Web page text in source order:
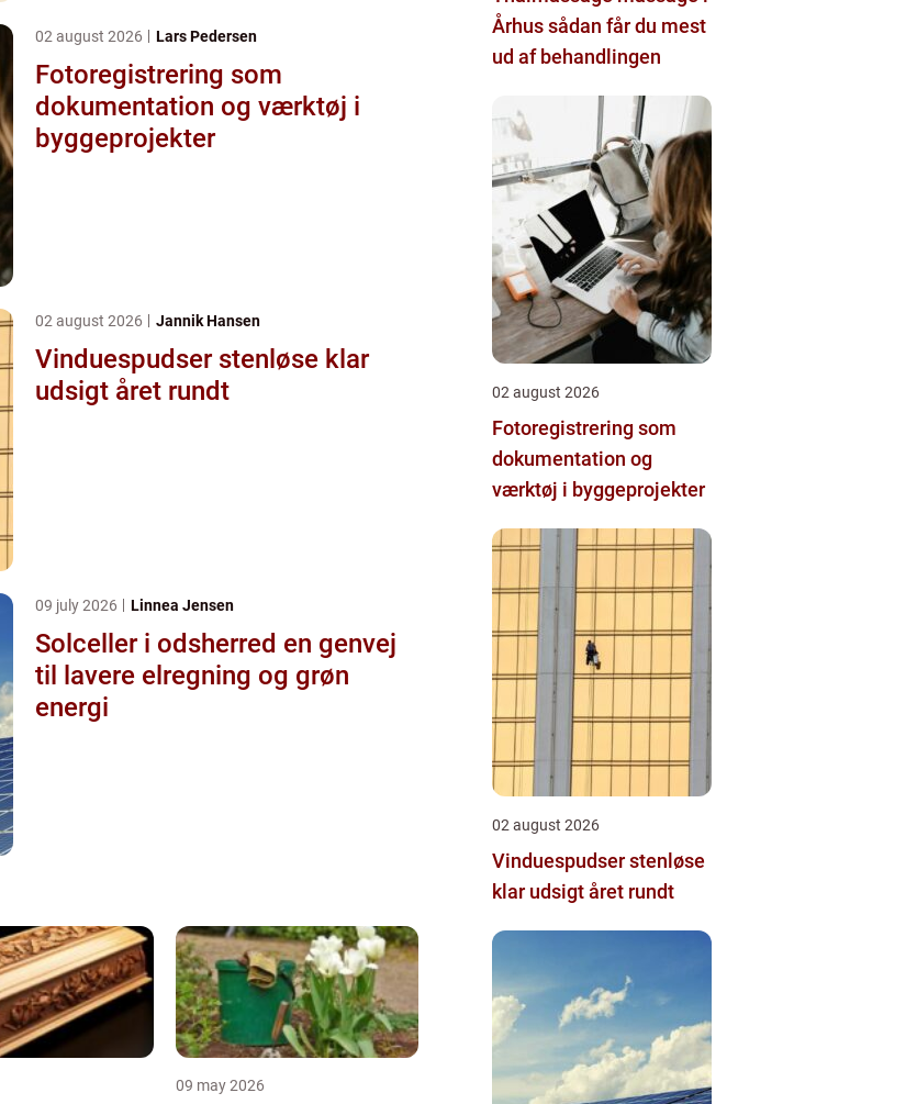
02 august 2026 Lars Pedersen
Fotoregistrering som
dokumentation og værktøj i
byggeprojekter
02 august 2026 Jannik Hansen
Vinduespudser stenløse klar
udsigt året rundt
09 july 2026 Linnea Jensen
Solceller i odsherred en genvej
til lavere elregning og grøn
energi
09 may 2026
Århus sådan får du mest
ud af behandlingen
02 august 2026
Fotoregistrering som
dokumentation og
værktøj i byggeprojekter
02 august 2026
Vinduespudser stenløse
klar udsigt året rundt